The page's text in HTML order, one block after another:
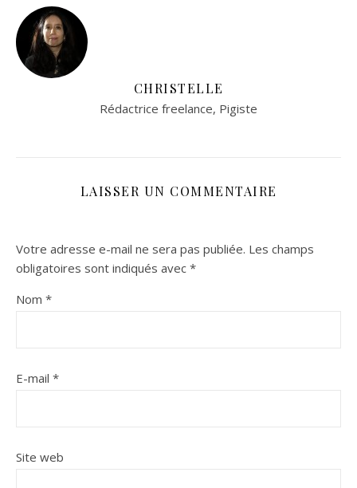
CHRISTELLE
Rédactrice freelance, Pigiste
LAISSER UN COMMENTAIRE
Votre adresse e-mail ne sera pas publiée. Les champs
obligatoires sont indiqués avec *
Nom *
E-mail *
Site web